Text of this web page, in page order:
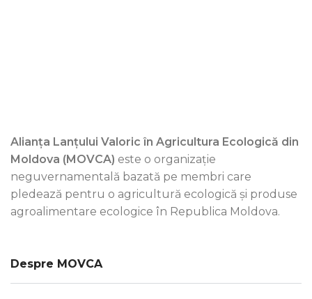
Alianța Lanțului Valoric în Agricultura Ecologică din
Moldova (MOVCA) este o organizație
neguvernamentală bazată pe membri care
pledează pentru o agricultură ecologică și produse
agroalimentare ecologice în Republica Moldova.
Despre MOVCA